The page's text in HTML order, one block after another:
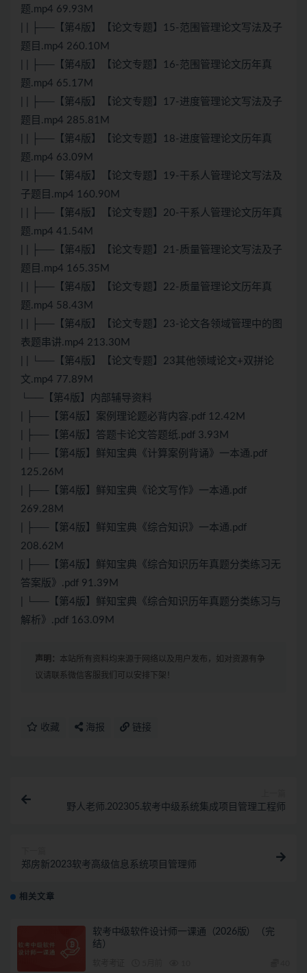
题.mp4 69.93M
| | ├──【第4版】【论文专题】15-范围管理论文写法及子
题目.mp4 260.10M
| | ├──【第4版】【论文专题】16-范围管理论文历年真
题.mp4 65.17M
| | ├──【第4版】【论文专题】17-进度管理论文写法及子
题目.mp4 285.81M
| | ├──【第4版】【论文专题】18-进度管理论文历年真
题.mp4 63.09M
| | ├──【第4版】【论文专题】19-干系人管理论文写法及
子题目.mp4 160.90M
| | ├──【第4版】【论文专题】20-干系人管理论文历年真
题.mp4 41.54M
| | ├──【第4版】【论文专题】21-质量管理论文写法及子
题目.mp4 165.35M
| | ├──【第4版】【论文专题】22-质量管理论文历年真
题.mp4 58.43M
| | ├──【第4版】【论文专题】23-论文各领域管理中的图
表题串讲.mp4 213.30M
| | └──【第4版】【论文专题】23其他领域论文+双拼论
文.mp4 77.89M
└──【第4版】内部辅导资料
| ├──【第4版】案例理论题必背内容.pdf 12.42M
| ├──【第4版】答题卡论文答题纸.pdf 3.93M
| ├──【第4版】鲜知宝典《计算案例背诵》一本通.pdf
125.26M
| ├──【第4版】鲜知宝典《论文写作》一本通.pdf
269.28M
| ├──【第4版】鲜知宝典《综合知识》一本通.pdf
208.62M
| ├──【第4版】鲜知宝典《综合知识历年真题分类练习无
答案版》.pdf 91.39M
| └──【第4版】鲜知宝典《综合知识历年真题分类练习与
解析》.pdf 163.09M
声明： 本站所有资料均来源于网络以及用户发布，如对资源有争
议请联系微信客服我们可以安排下架！
收藏 海报 链接
野人老师.202305.软考中级系统集成项目管理工程师
郑房新2023软考高级信息系统项目管理师
相关文章
软考中级软件设计师一课通（2026版）（完
结）